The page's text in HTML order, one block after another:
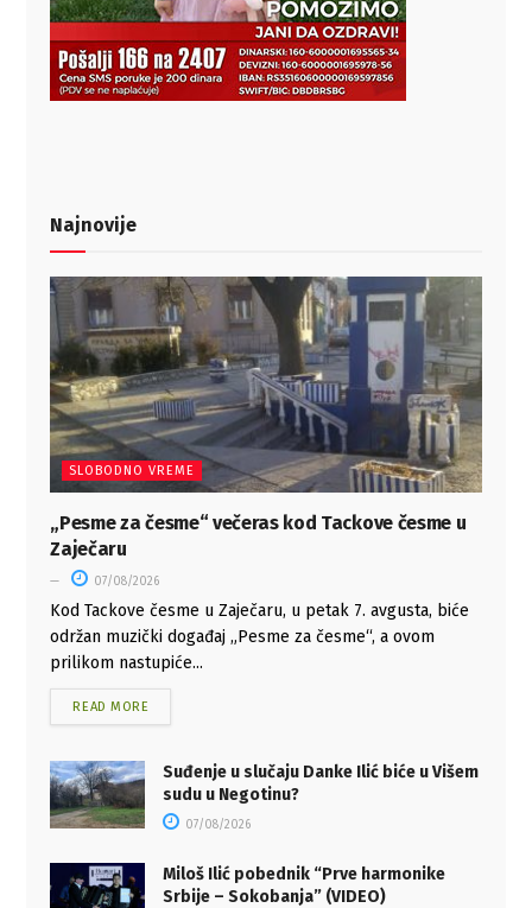
Najnovije
SLOBODNO VREME
„Pesme za česme“ večeras kod Tackove česme u
Zaječaru
07/08/2026
Kod Tackove česme u Zaječaru, u petak 7. avgusta, biće
održan muzički događaj „Pesme za česme“, a ovom
prilikom nastupiće...
READ MORE
Suđenje u slučaju Danke Ilić biće u Višem
sudu u Negotinu?
07/08/2026
Miloš Ilić pobednik “Prve harmonike
Srbije – Sokobanja” (VIDEO)